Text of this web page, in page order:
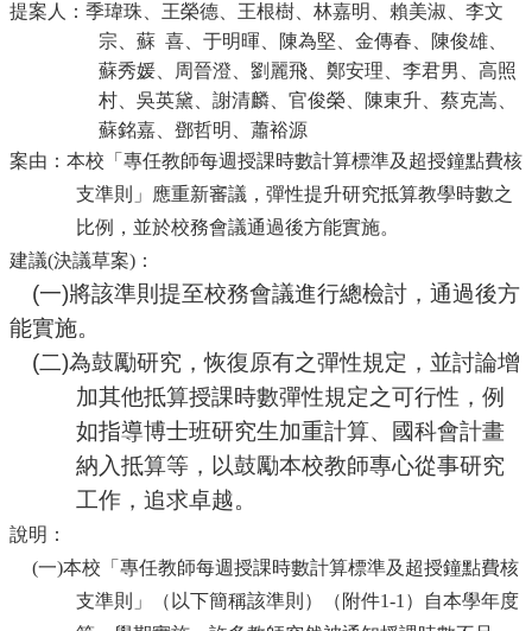
提案人： 季瑋珠、王榮德、王根樹、林嘉明、賴美淑、李文
宗、蘇 喜、于明暉、陳為堅、金傳春、陳俊雄、
蘇秀媛、周晉澄、劉麗飛、鄭安理、李君男、高照
村、吳英黛、謝清麟、官俊榮、陳東升、蔡克嵩、
蘇銘嘉、鄧哲明、蕭裕源
案由： 本校「專任教師每週授課時數計算標準及超授鐘點費核
支準則」應重新審議，彈性提升研究抵算教學時數之
比例，並於校務會議通過後方能實施。
建議(決議草案)：
(一)將該準則提至校務會議進行總檢討，通過後方
能實施。
(二)為鼓勵研究，恢復原有之彈性規定，並討論增
加其他抵算授課時數彈性規定之可行性，例
如指導博士班研究生加重計算、國科會計畫
納入抵算等，以鼓勵本校教師專心從事研究
工作，追求卓越。
說明：
(一)本校「專任教師每週授課時數計算標準及超授鐘點費核
支準則」（以下簡稱該準則）（附件1-1）自本學年度